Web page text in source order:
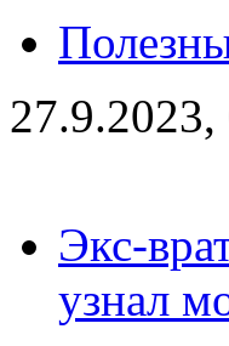
27.9.2023,
Экс-
узнал